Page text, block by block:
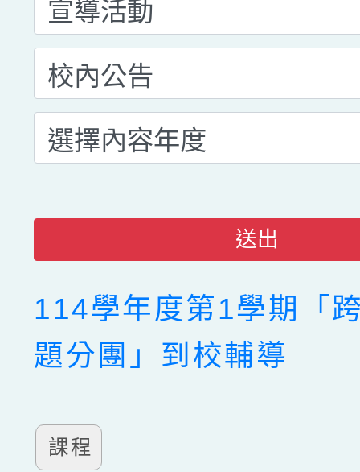
送出
114學年度第1學期「
題分團」到校輔導
課程